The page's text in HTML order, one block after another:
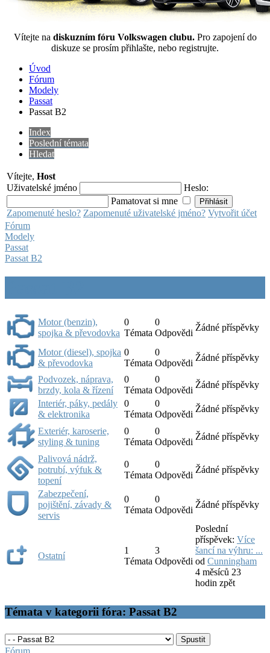
Vítejte na diskuzním fóru Volkswagen clubu. Pro zapojení do
diskuze se prosím přihlašte, nebo registrujte.
Úvod
Fórum
Modely
Passat
Passat B2
Index
Poslední témata
Hledat
Vítejte, Host
Uživatelské jméno
Heslo:
Pamatovat si mne
Zapomenuté heslo? Zapomenuté uživatelské jméno? Vytvořit účet
Fórum
Modely
Passat
Passat B2
Motor (benzin),
spojka & převodovka
0
Témata
0
Odpovědi
Žádné příspěvky
Motor (diesel), spojka
& převodovka
0
Témata
0
Odpovědi
Žádné příspěvky
Podvozek, náprava,
brzdy, kola & řízení
0
Témata
0
Odpovědi
Žádné příspěvky
Interiér, páky, pedály
& elektronika
0
Témata
0
Odpovědi
Žádné příspěvky
Exteriér, karoserie,
styling & tuning
0
Témata
0
Odpovědi
Žádné příspěvky
Palivová nádrž,
potrubí, výfuk &
topení
0
Témata
0
Odpovědi
Žádné příspěvky
Zabezpečení,
pojištění, závady &
servis
0
Témata
0
Odpovědi
Žádné příspěvky
Ostatní
1
Témata
3
Odpovědi
Poslední
příspěvek: Více
šancí na výhru: ...
od Cunningham
4 měsíců 23
hodin zpět
Témata v kategorii fóra: Passat B2